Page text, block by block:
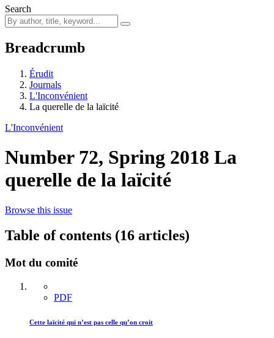
Search
Breadcrumb
Érudit
Journals
L'Inconvénient
La querelle de la laïcité
L'Inconvénient
Number 72, Spring 2018 La
querelle de la laïcité
Browse this issue
Table of contents (16 articles)
Mot du comité
PDF
Cette laïcité qui n’est pas celle qu’on croit